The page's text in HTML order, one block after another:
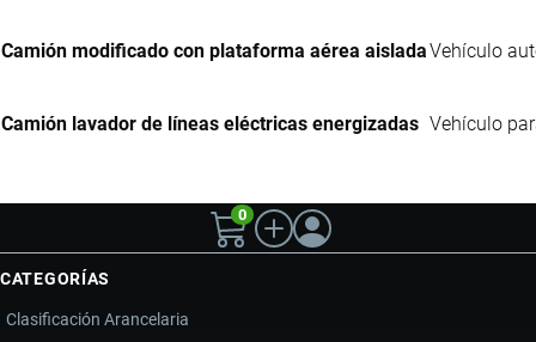
Camión modificado con plataforma aérea aisladaVehículo
Camión lavador de líneas eléctricas energizadas Vehículo
0
CATEGORÍAS
Clasificación Arancelaria